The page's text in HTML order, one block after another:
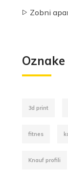
Zobni
Oznake
3d print
fitnes
Knauf profili